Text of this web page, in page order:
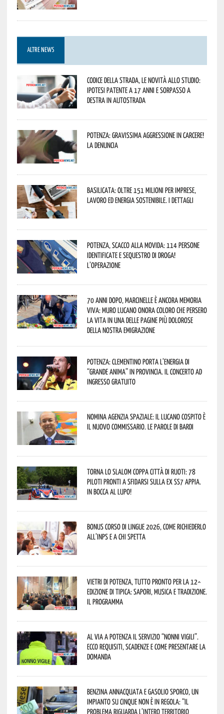
ALTRE NEWS
Codice della strada, le novità allo studio:
ipotesi patente a 17 anni e sorpasso a
destra in autostrada
Potenza: gravissima aggressione in Carcere!
La denuncia
Basilicata: oltre 151 milioni per imprese,
lavoro ed energia sostenibile. I dettagli
Potenza, scacco alla movida: 114 persone
identificate e sequestro di droga!
L’operazione
70 anni dopo, Marcinelle è ancora memoria
viva: Muro Lucano onora coloro che persero
la vita in una delle pagine più dolorose
della nostra emigrazione
Potenza: Clementino porta l’energia di
“Grande Anima” in provincia. Il concerto ad
ingresso gratuito
Nomina Agenzia Spaziale: il lucano Cospito è
il nuovo commissario. Le parole di Bardi
Torna lo Slalom Coppa Città di Ruoti: 78
piloti pronti a sfidarsi sulla ex SS7 Appia.
In bocca al lupo!
Bonus corso di lingue 2026, come richiederlo
all’INPS e a chi spetta
Vietri di Potenza, tutto pronto per la 12^
Edizione di Tipica: sapori, musica e tradizione.
Il programma
Al via a Potenza il servizio “Nonni Vigili”.
Ecco requisiti, scadenze e come presentare la
domanda
Benzina annacquata e gasolio sporco, un
impianto su cinque non è in regola: “il
problema riguarda l’intero territorio